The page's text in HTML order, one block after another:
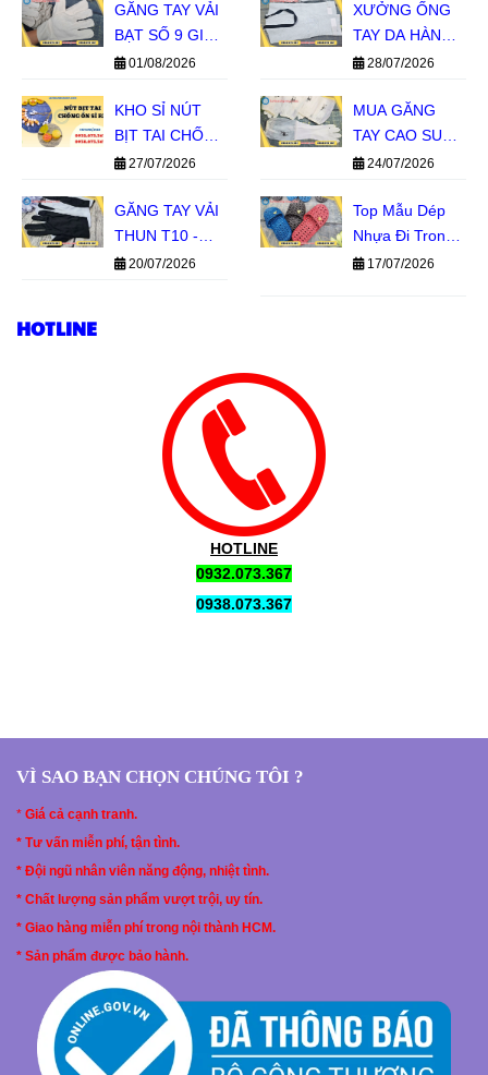
GĂNG TAY VẢI
BẠT SỐ 9 GIÁ
SỈ - HÀNG SẴN
NHANH
01/08/2026
XƯỞNG ỐNG
TAY DA HÀN
GIÁ SỈ TPHCM
28/07/2026
KHO SỈ NÚT
BỊT TAI CHỐNG
ỒN SILICON 1
GIÁ SỈ MIỀN
NAM
27/07/2026
MUA GĂNG
TAY CAO SU
CON HƯƠU
THANH
24/07/2026
GĂNG TAY VẢI
THUN T10 -
BỀN TAY, GIÁ
20/07/2026
Top Mẫu Dép
Nhựa Đi Trong
Nhà Đẹp, Bền,
17/07/2026
HOTLINE
HOTLINE
0932.073.367
0938.073.367
VÌ SAO BẠN CHỌN CHÚNG TÔI ?
* Giá cả cạnh tranh.
* Tư vấn miễn phí, tận tình.
* Đội ngũ nhân viên năng động, nhiệt tình.
* Chất lượng sản phẩm vượt trội, uy tín.
* Giao hàng miễn phí trong nội thành HCM.
* Sản phẩm được bảo hành.